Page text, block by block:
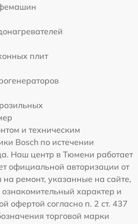
плит
и техническим
Bosch по истечении
Наш центр в Тюмени работает
официальной авторизации от
ремонт, указанные на сайте,
ознакомительный характер и
офертой согласно п. 2 ст. 437
торговой марки